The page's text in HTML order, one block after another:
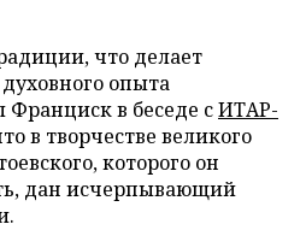
что делает
опыта
Франциск в беседе сИТАР-
в творчестве великого
которого он
дан исчерпывающий